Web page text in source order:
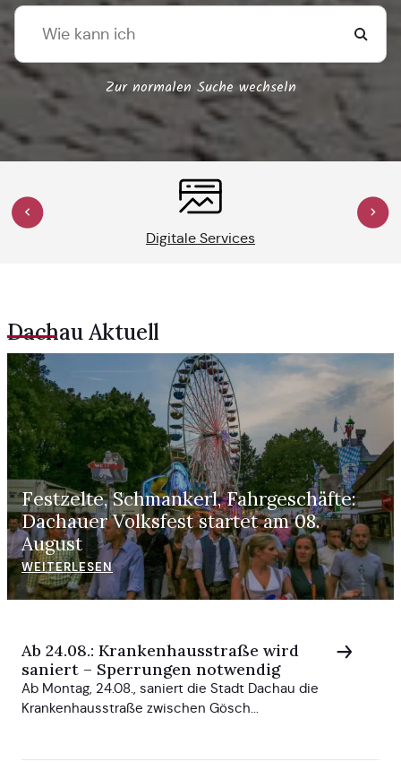
Zur normalen Suche wechseln
Digitale Services
Dachau Aktuell
Festzelte, Schmankerl, Fahrgeschäfte:
Dachauer Volksfest startet am 08.
August
WEITERLESEN
Ab 24.08.: Krankenhausstraße wird
saniert – Sperrungen notwendig
Ab Montag, 24.08., saniert die Stadt Dachau die
Krankenhausstraße zwischen Gösch...